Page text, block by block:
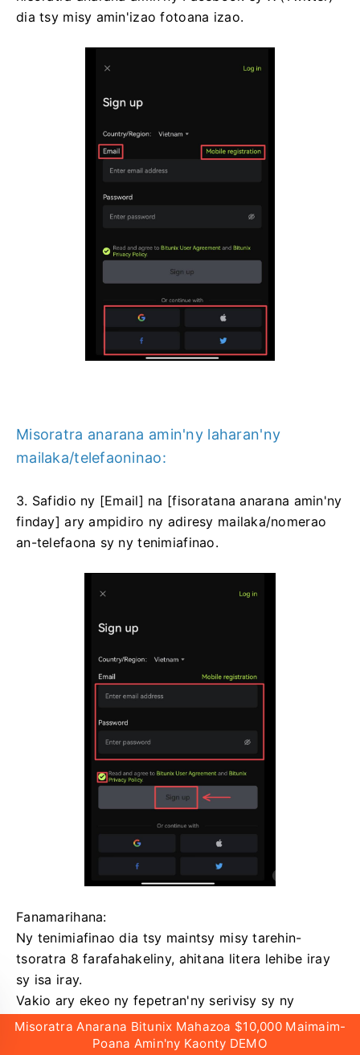
dia tsy misy amin'izao fotoana izao.
Misoratra anarana amin'ny laharan'ny
mailaka/telefaoninao:
3. Safidio ny [Email] na [fisoratana anarana amin'ny
finday] ary ampidiro ny adiresy mailaka/nomerao
an-telefaona sy ny tenimiafinao.
Fanamarihana:
Ny tenimiafinao dia tsy maintsy misy tarehin-
tsoratra 8 farafahakeliny, ahitana litera lehibe iray
sy isa iray.
Vakio ary ekeo ny fepetran'ny serivisy sy ny
politikan'ny tsiambaratelo, ary tsindrio [Misoratra
Misoratra Anarana Bitunix Mahazoa $10,000 Maimaim-
Poana Amin'ny Kaonty DEMO